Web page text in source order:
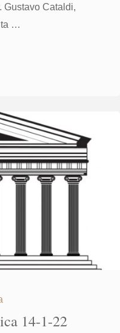
Gustavo Cataldi,
…
14-1-22